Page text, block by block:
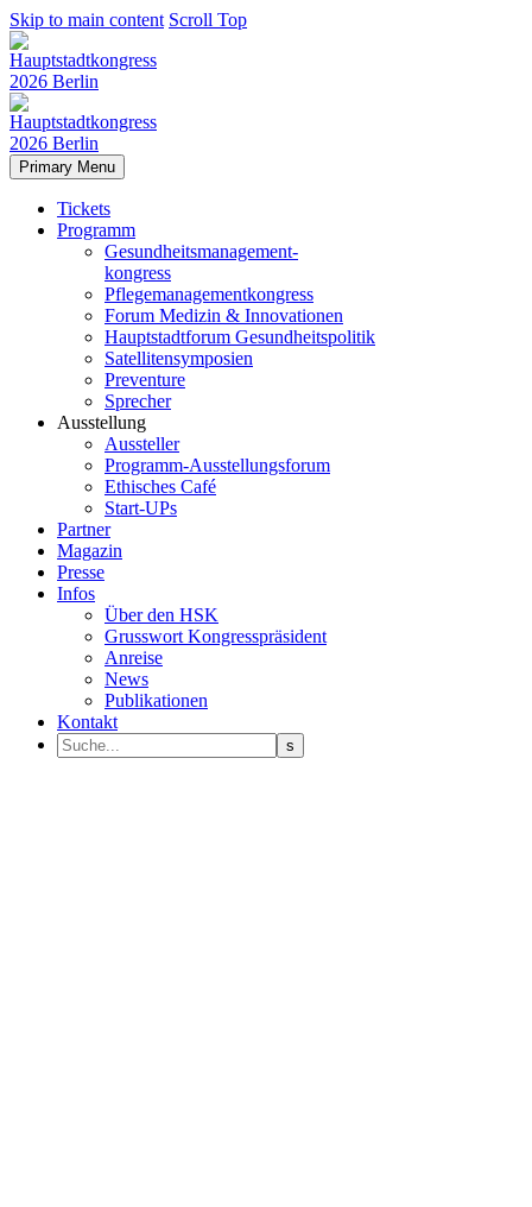
Skip to main content Scroll Top
Primary Menu
Tickets
Programm
Gesundheitsmanagement-
kongress
Pflegemanagementkongress
Forum Medizin & Innovationen
Hauptstadtforum Gesundheitspolitik
Satellitensymposien
Preventure
Sprecher
Ausstellung
Aussteller
Programm-Ausstellungsforum
Ethisches Café
Start-UPs
Partner
Magazin
Presse
Infos
Über den HSK
Grusswort Kongresspräsident
Anreise
News
Publikationen
Kontakt